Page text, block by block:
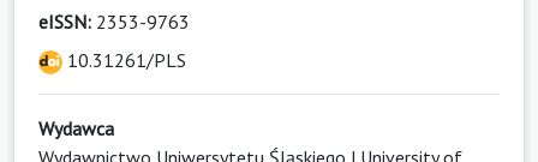
eISSN: 2353-9763
10.31261/PLS
Wydawca